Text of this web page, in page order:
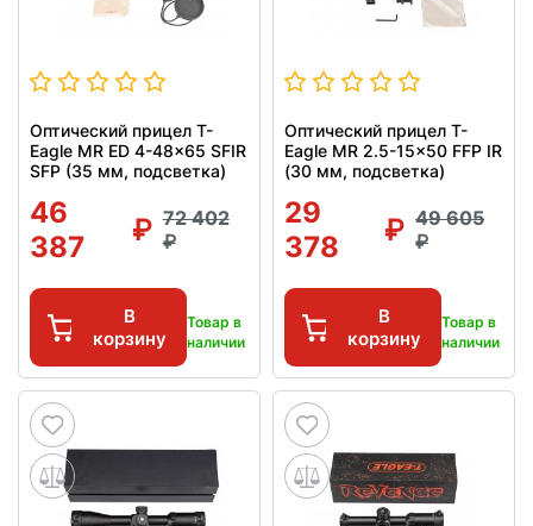
Оптический прицел T-
Eagle MR ED 4-48x65 SFIR
SFP (35 мм, подсветка)
46
387
72 402
В
корзину
Товар в
наличии
Оптический прицел T-
Eagle MR 2.5-15x50 FFP IR
(30 мм, подсветка)
29
378
49 605
В
корзину
Товар в
наличии